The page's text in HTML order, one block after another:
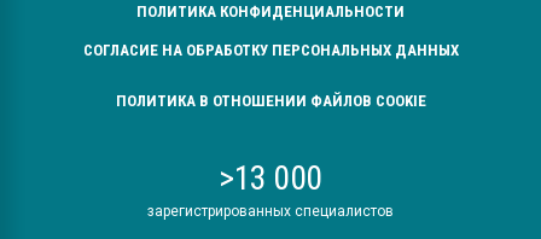
ПОЛИТИКА КОНФИДЕНЦИАЛЬНОСТИ
СОГЛАСИЕ НА ОБРАБОТКУ ПЕРСОНАЛЬНЫХ ДАННЫХ
ПОЛИТИКА В ОТНОШЕНИИ ФАЙЛОВ COOKIE
>13 000
зарегистрированных специалистов